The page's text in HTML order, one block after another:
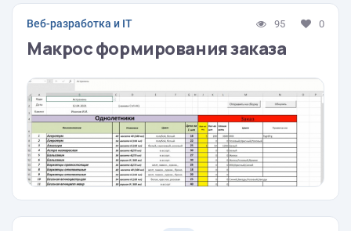
Веб-разработка и IT 95 0
Макрос формирования заказа